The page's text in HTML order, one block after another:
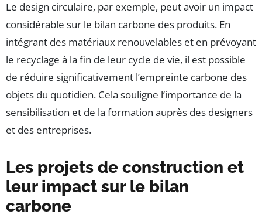
Le design circulaire, par exemple, peut avoir un impact
considérable sur le bilan carbone des produits. En
intégrant des matériaux renouvelables et en prévoyant
le recyclage à la fin de leur cycle de vie, il est possible
de réduire significativement l’empreinte carbone des
objets du quotidien. Cela souligne l’importance de la
sensibilisation et de la formation auprès des designers
et des entreprises.
Les projets de construction et
leur impact sur le bilan
carbone